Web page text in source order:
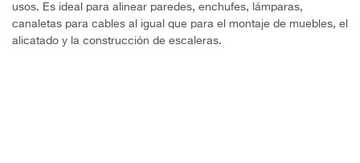
usos. Es ideal para alinear paredes, enchufes, lámparas,
canaletas para cables al igual que para el montaje de muebles, el
alicatado y la construcción de escaleras.